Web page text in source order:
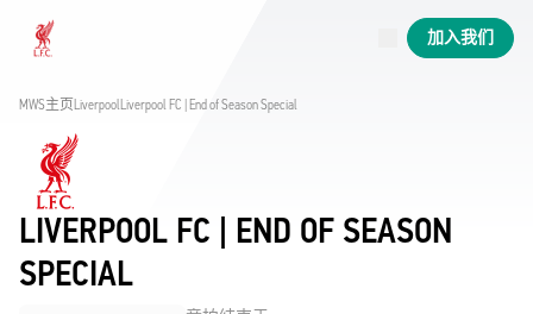
Now live
加入我们
MWS主页LiverpoolLiverpool FC | End of Season Special
LIVERPOOL FC | END OF SEASON
SPECIAL